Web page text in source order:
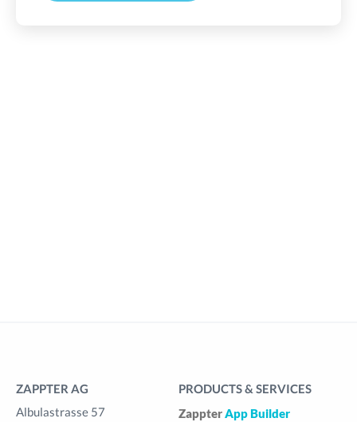
ZAPPTER AG
Albulastrasse 57
PRODUCTS & SERVICES
ZappterApp Builder